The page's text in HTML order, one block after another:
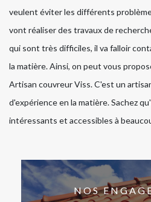
veulent éviter les différents
vont réaliser des travaux de
qui sont très difficiles, il va falloir
la matière. Ainsi, on peut vous
Artisan couvreur Viss. C'est un
d'expérience en la matière. Sachez
intéressants et accessibles à
NOS